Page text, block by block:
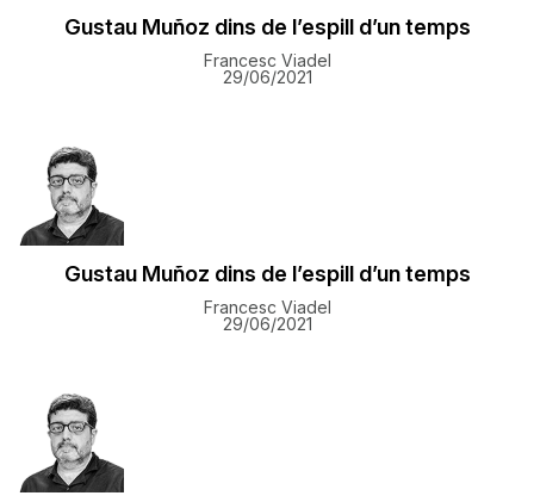
Gustau Muñoz dins de l’espill d’un temps
Francesc Viadel
29/06/2021
Gustau Muñoz dins de l’espill d’un temps
Francesc Viadel
29/06/2021